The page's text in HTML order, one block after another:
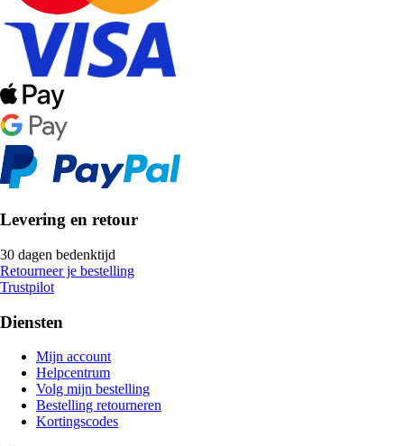
Levering en retour
30 dagen bedenktijd
Retourneer je bestelling
Trustpilot
Diensten
Mijn account
Helpcentrum
Volg mijn bestelling
Bestelling retourneren
Kortingscodes